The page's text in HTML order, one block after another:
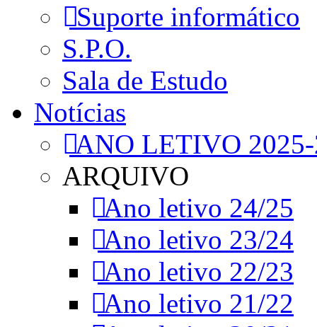
Suporte informático
S.P.O.
Sala de Estudo
Notícias
ANO LETIVO
ARQUIVO
Ano letivo 24/25
Ano letivo 23/24
Ano letivo 22/23
Ano letivo 21/22